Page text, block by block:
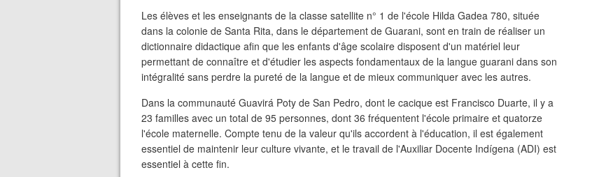
Les élèves et les enseignants de la classe satellite n° 1 de l'école Hilda Gadea 780, située
dans la colonie de Santa Rita, dans le département de Guarani, sont en train de réaliser un
dictionnaire didactique afin que les enfants d'âge scolaire disposent d'un matériel leur
permettant de connaître et d'étudier les aspects fondamentaux de la langue guarani dans son
intégralité sans perdre la pureté de la langue et de mieux communiquer avec les autres.
Dans la communauté Guavirá Poty de San Pedro, dont le cacique est Francisco Duarte, il y a
23 familles avec un total de 95 personnes, dont 36 fréquentent l'école primaire et quatorze
l'école maternelle. Compte tenu de la valeur qu'ils accordent à l'éducation, il est également
essentiel de maintenir leur culture vivante, et le travail de l'Auxiliar Docente Indígena (ADI) est
essentiel à cette fin.